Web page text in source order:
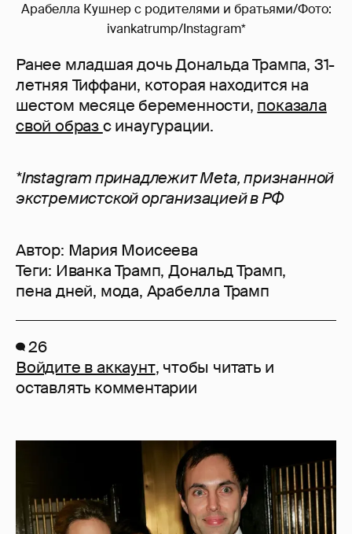
Арабелла Кушнер с родителями и братьями/Фото:
ivankatrump/Instagram*
Ранее младшая дочь Дональда Трампа, 31-
летняя Тиффани, которая находится на
шестом месяце беременности, показала
свой образс инаугурации.
*Instagram принадлежит Meta, признанной
экстремистской организацией в РФ
Автор: Мария Моисеева
Теги: Иванка Трамп,Дональд Трамп,
пена дней, мода, Арабелла Трамп
26
Войдите в аккаунт, чтобы читать и
оставлять комментарии